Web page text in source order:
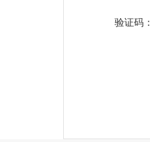
验证码：